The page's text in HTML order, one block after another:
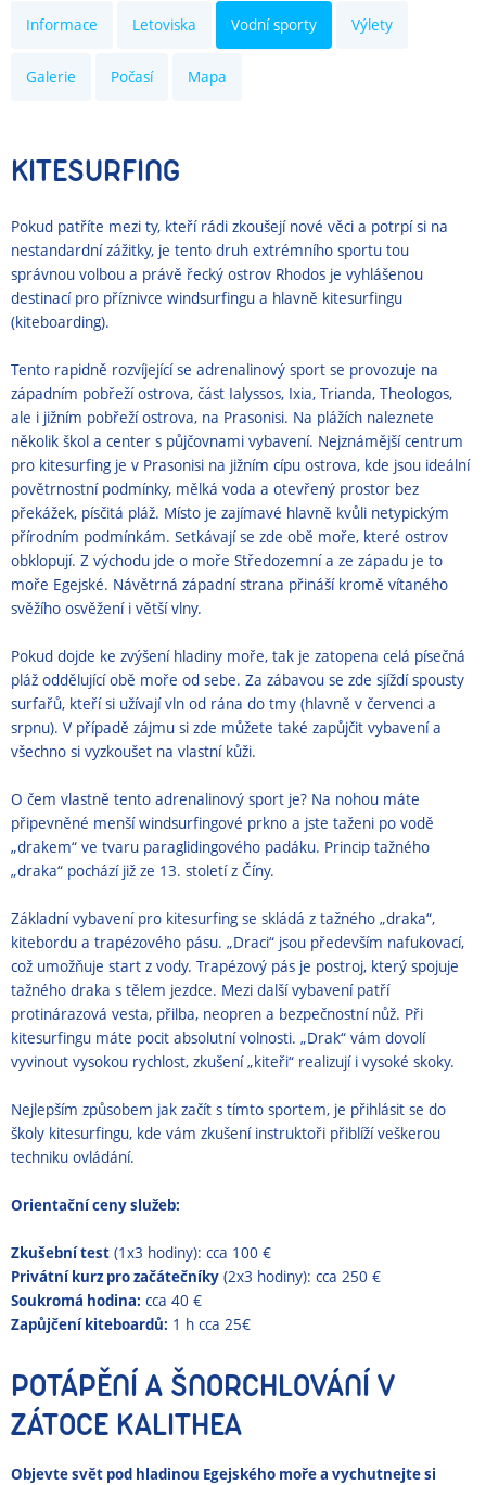
Informace Letoviska Vodní sporty Výlety
Galerie Počasí Mapa
KITESURFING
Pokud patříte mezi ty, kteří rádi zkoušejí nové věci a potrpí si na
nestandardní zážitky, je tento druh extrémního sportu tou
správnou volbou a právě řecký ostrov Rhodos je vyhlášenou
destinací pro příznivce windsurfingu a hlavně kitesurfingu
(kiteboarding).
Tento rapidně rozvíjející se adrenalinový sport se provozuje na
západním pobřeží ostrova, část Ialyssos, Ixia, Trianda, Theologos,
ale i jižním pobřeží ostrova, na Prasonisi. Na plážích naleznete
několik škol a center s půjčovnami vybavení. Nejznámější centrum
pro kitesurfing je v Prasonisi na jižním cípu ostrova, kde jsou ideální
povětrnostní podmínky, mělká voda a otevřený prostor bez
překážek, písčitá pláž. Místo je zajímavé hlavně kvůli netypickým
přírodním podmínkám. Setkávají se zde obě moře, které ostrov
obklopují. Z východu jde o moře Středozemní a ze západu je to
moře Egejské. Návětrná západní strana přináší kromě vítaného
svěžího osvěžení i větší vlny.
Pokud dojde ke zvýšení hladiny moře, tak je zatopena celá písečná
pláž oddělující obě moře od sebe. Za zábavou se zde sjíždí spousty
surfařů, kteří si užívají vln od rána do tmy (hlavně v červenci a
srpnu). V případě zájmu si zde můžete také zapůjčit vybavení a
všechno si vyzkoušet na vlastní kůži.
O čem vlastně tento adrenalinový sport je? Na nohou máte
připevněné menší windsurfingové prkno a jste taženi po vodě
„drakem“ ve tvaru paraglidingového padáku. Princip tažného
„draka“ pochází již ze 13. století z Číny.
Základní vybavení pro kitesurfing se skládá z tažného „draka“,
kitebordu a trapézového pásu. „Draci“ jsou především nafukovací,
což umožňuje start z vody. Trapézový pás je postroj, který spojuje
tažného draka s tělem jezdce. Mezi další vybavení patří
protinárazová vesta, přilba, neopren a bezpečnostní nůž. Při
kitesurfingu máte pocit absolutní volnosti. „Drak“ vám dovolí
vyvinout vysokou rychlost, zkušení „kiteři“ realizují i vysoké skoky.
Nejlepším způsobem jak začít s tímto sportem, je přihlásit se do
školy kitesurfingu, kde vám zkušení instruktoři přiblíží veškerou
techniku ovládání.
Orientační ceny služeb:
Zkušební test (1x3 hodiny): cca 100 €
Privátní kurz pro začátečníky (2x3 hodiny): cca 250 €
Soukromá hodina: cca 40 €
Zapůjčení kiteboardů: 1 h cca 25€
POTÁPĚNÍ A ŠNORCHLOVÁNÍ V
ZÁTOCE KALITHEA
Objevte svět pod hladinou Egejského moře a vychutnejte si